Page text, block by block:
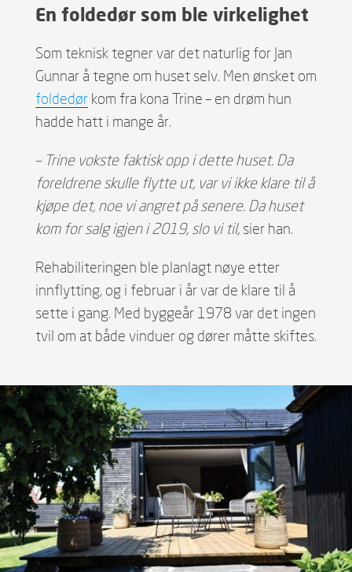
En foldedør som ble virkelighet
Som teknisk tegner var det naturlig for Jan
Gunnar å tegne om huset selv. Men ønsket om
foldedørkom fra kona Trine – en drøm hun
hadde hatt i mange år.
– Trine vokste faktisk opp i dette huset. Da
foreldrene skulle flytte ut, var vi ikke klare til å
kjøpe det, noe vi angret på senere. Da huset
kom for salg igjen i 2019, slo vi til, sier han.
Rehabiliteringen ble planlagt nøye etter
innflytting, og i februar i år var de klare til å
sette i gang. Med byggeår 1978 var det ingen
tvil om at både vinduer og dører måtte skiftes.